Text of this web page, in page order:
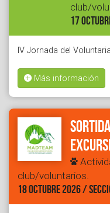
club/
17
IV Jornada del
Más información
club/voluntarios.
18 OCTUBRE 2026 /